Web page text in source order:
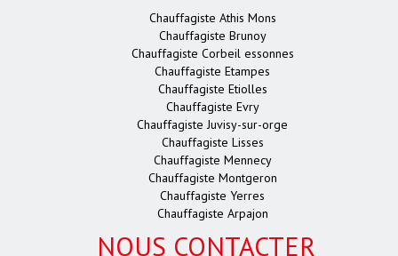
Chauffagiste Athis Mons
Chauffagiste Brunoy
Chauffagiste Corbeil essonnes
Chauffagiste Etampes
Chauffagiste Etiolles
Chauffagiste Evry
Chauffagiste Juvisy-sur-orge
Chauffagiste Lisses
Chauffagiste Mennecy
Chauffagiste Montgeron
Chauffagiste Yerres
Chauffagiste Arpajon
NOUS CONTACTER